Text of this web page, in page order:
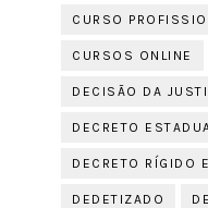
CURSO
CURSOS ONLINE
DECISÃO DA
DECRETO
DECRETO RÍGIDO
DEDETIZADO